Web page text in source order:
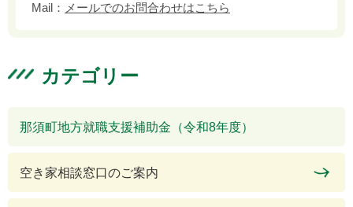
Mail： メールでのお問合わせはこちら
カテゴリー
那須町地方就職支援補助金（令和8年度）
空き家相談窓口のご案内